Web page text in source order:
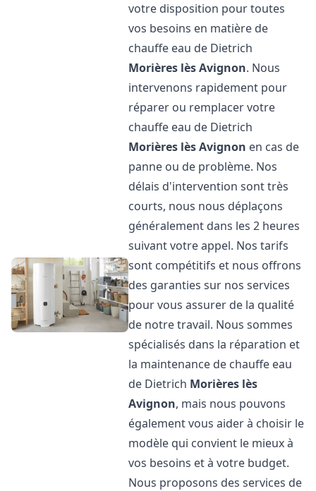
votre disposition pour toutes
vos besoins en matière de
chauffe eau de Dietrich
Morières lès Avignon. Nous
intervenons rapidement pour
réparer ou remplacer votre
chauffe eau de Dietrich
Morières lès Avignon en cas de
panne ou de problème. Nos
délais d'intervention sont très
courts, nous nous déplaçons
généralement dans les 2 heures
suivant votre appel. Nos tarifs
sont compétitifs et nous offrons
des garanties sur nos services
pour vous assurer de la qualité
de notre travail. Nous sommes
spécialisés dans la réparation et
la maintenance de chauffe eau
de Dietrich Morières lès
Avignon, mais nous pouvons
également vous aider à choisir le
modèle qui convient le mieux à
vos besoins et à votre budget.
Nous proposons des services de